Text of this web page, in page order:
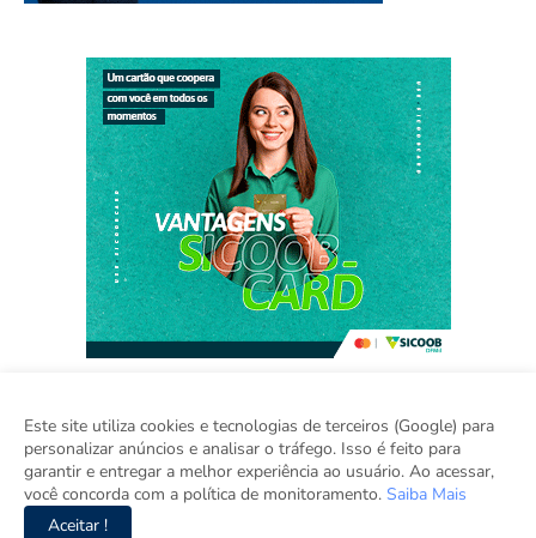
Home Sobre Contato
Sugestão de Pauta
Grupo Inova
Este site utiliza cookies e tecnologias de terceiros (Google) para
personalizar anúncios e analisar o tráfego. Isso é feito para
garantir e entregar a melhor experiência ao usuário. Ao acessar,
você concorda com a política de monitoramento. Saiba Mais
Aceitar !